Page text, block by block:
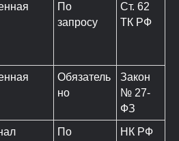
По
запросу
Ст. 62
ТК РФ
Обязатель
но
Закон
№ 27-
ФЗ
По
НК РФ